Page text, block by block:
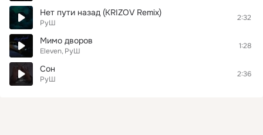
Нет пути назад (KRIZOV Remix)
РуШ
2:32
Мимо дворов
Eleven РуШ
1:28
Сон
РуШ
2:36